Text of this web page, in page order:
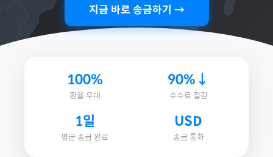
지금 바로 송금하기 →
100%
환율 우대
90%↓
수수료 절감
1일
평균 송금 완료
USD
송금 통화